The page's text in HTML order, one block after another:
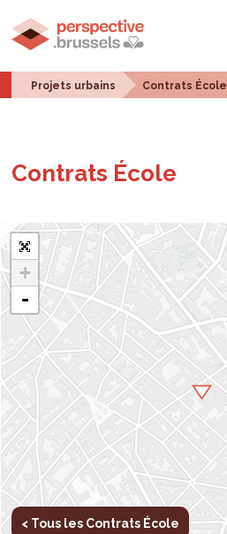
Projets urbains Contrats École
Contrats École
+
-
< Tous les Contrats École